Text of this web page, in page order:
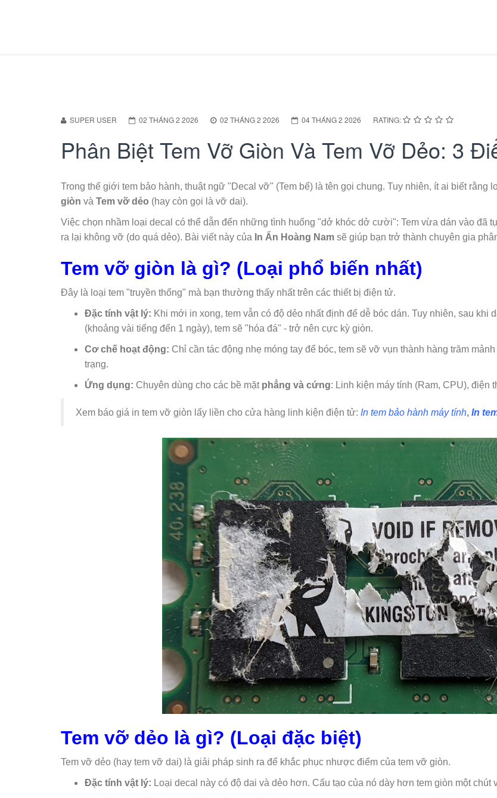
SUPER USER 02 THÁNG 2 2026 02 THÁNG 2 2026 04 THÁNG 2 2026 RATING:
Phân Biệt Tem Vỡ Giòn Và Tem Vỡ Dẻo: 3
Trong thế giới tem bảo hành, thuật ngữ "Decal vỡ" (Tem bể) là tên gọi chung. Tuy nhiên, ít ai biết rằng
giòn và Tem vỡ dẻo (hay còn gọi là vỡ dai).
Việc chọn nhầm loại decal có thể dẫn đến những tình huống "dở khóc dở cười": Tem vừa dán vào đã
ra lại không vỡ (do quá dẻo). Bài viết này của In Ấn Hoàng Nam sẽ giúp bạn trở thành chuyên gia
Tem vỡ giòn là gì? (Loại phổ biến nhất)
Đây là loại tem "truyền thống" mà bạn thường thấy nhất trên các thiết bị điện tử.
Đặc tính vật lý: Khi mới in xong, tem vẫn có độ dẻo nhất định để dễ bóc dán. Tuy nhiên, sau
(khoảng vài tiếng đến 1 ngày), tem sẽ "hóa đá" - trở nên cực kỳ giòn.
Cơ chế hoạt động: Chỉ cần tác động nhẹ móng tay để bóc, tem sẽ vỡ vụn thành hàng trăm
trạng.
Ứng dụng: Chuyên dùng cho các bề mặt phẳng và cứng: Linh kiện máy tính (Ram, CPU), điện
Xem báo giá in tem vỡ giòn lấy liền cho cửa hàng linh kiện điện tử: In tem bảo hành máy tính, In
Tem vỡ dẻo là gì? (Loại đặc biệt)
Tem vỡ dẻo (hay tem vỡ dai) là giải pháp sinh ra để khắc phục nhược điểm của tem vỡ giòn.
Đặc tính vật lý: Loại decal này có độ dai và dẻo hơn. Cấu tạo của nó dày hơn tem giòn một